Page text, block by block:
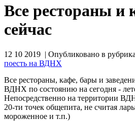
Все рестораны
сейчас
12 10 2019 | Опубликовано в
поесть на ВДНХ
Все рестораны, кафе, бары и
ВДНХ по состоянию на сегодня -
Непосредственно на территории
20-ти точек общепита, не считая
мороженное и т.п.)